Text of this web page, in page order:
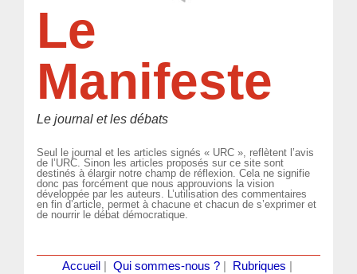
Le
Manifeste
Le journal et les débats
Seul le journal et les articles signés « URC », reflètent l’avis
de l’URC. Sinon les articles proposés sur ce site sont
destinés à élargir notre champ de réflexion. Cela ne signifie
donc pas forcément que nous approuvions la vision
développée par les auteurs. L’utilisation des commentaires
en fin d’article, permet à chacune et chacun de s’exprimer et
de nourrir le débat démocratique.
Accueil Qui sommes-nous ?| Rubriques